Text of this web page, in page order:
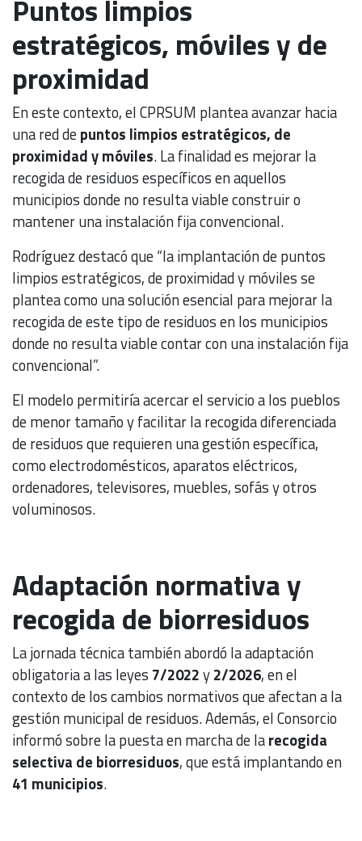
Puntos limpios
estratégicos, móviles y de
proximidad
En este contexto, el CPRSUM plantea avanzar hacia
una red depuntos limpios estratégicos, de
proximidad y móviles. La finalidad es mejorar la
recogida de residuos específicos en aquellos
municipios donde no resulta viable construir o
mantener una instalación fija convencional.
Rodríguez destacó que “la implantación de puntos
limpios estratégicos, de proximidad y móviles se
plantea como una solución esencial para mejorar la
recogida de este tipo de residuos en los municipios
donde no resulta viable contar con una instalación fija
convencional”.
El modelo permitiría acercar el servicio a los pueblos
de menor tamaño y facilitar la recogida diferenciada
de residuos que requieren una gestión específica,
como electrodomésticos, aparatos eléctricos,
ordenadores, televisores, muebles, sofás y otros
voluminosos.
Adaptación normativa y
recogida de biorresiduos
La jornada técnica también abordó la adaptación
obligatoria a las leyes 7/2022y2/2026, en el
contexto de los cambios normativos que afectan a la
gestión municipal de residuos. Además, el Consorcio
informó sobre la puesta en marcha de larecogida
selectiva de biorresiduos, que está implantando en
41 municipios.